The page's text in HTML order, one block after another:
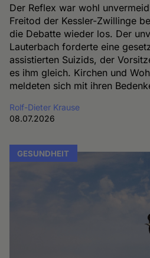
Der Reflex war wohl
Freitod der Kessler-Zwillinge
die Debatte wieder los. Der
Lauterbach forderte eine
assistierten Suizids, der
es ihm gleich. Kirchen und
meldeten sich mit ihren
Rolf-Dieter Krause
08.07.2026
GESUNDHEIT